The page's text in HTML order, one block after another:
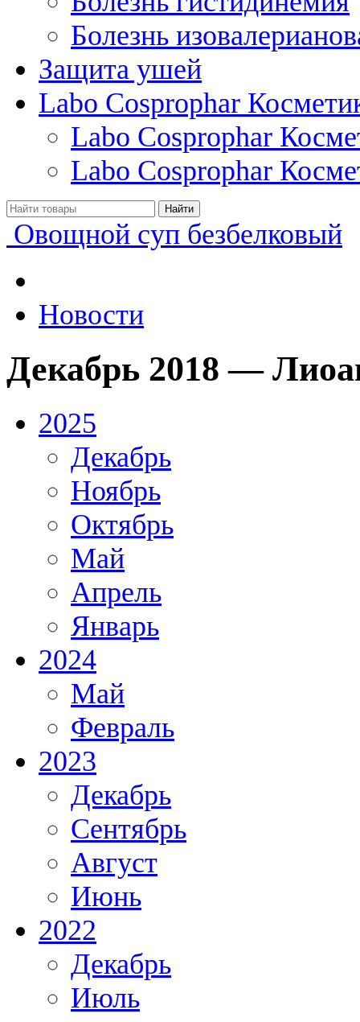
Болезнь
Защита ушей
Labo Cosprophar
Labo Cosprophar
Labo Cosprophar
Овощной суп безбелковый
Новости
Декабрь 2018 —
2025
Декабрь
Ноябрь
Октябрь
Май
Апрель
Январь
2024
Май
Февраль
2023
Декабрь
Сентябрь
Август
Июнь
2022
Декабрь
Июль